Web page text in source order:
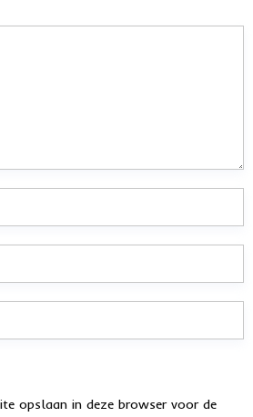
opslaan in deze browser voor de